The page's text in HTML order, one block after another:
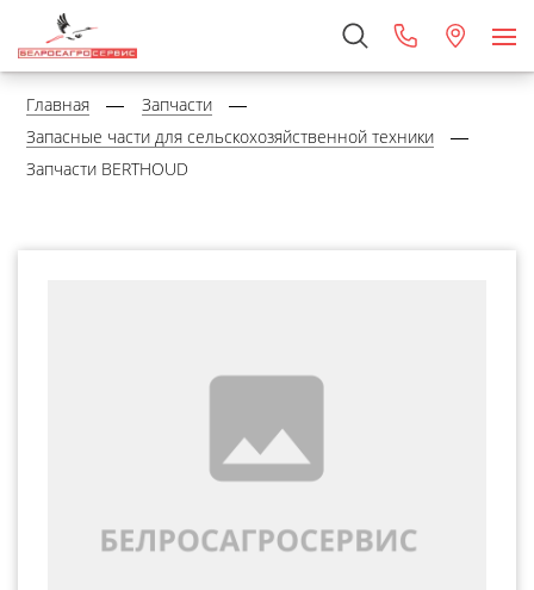
Главная
Запчасти
Запасные части для сельскохозяйственной техники
Запчасти BERTHOUD